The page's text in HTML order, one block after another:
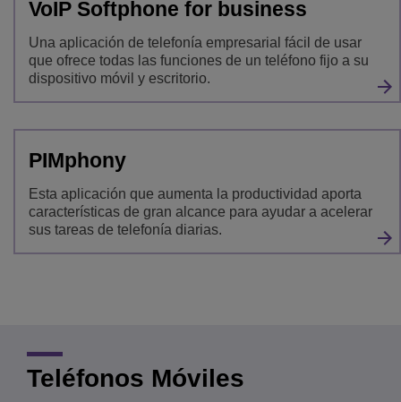
VoIP Softphone for business
Una aplicación de telefonía empresarial fácil de usar
que ofrece todas las funciones de un teléfono fijo a su
dispositivo móvil y escritorio.
PIMphony
Esta aplicación que aumenta la productividad aporta
características de gran alcance para ayudar a acelerar
sus tareas de telefonía diarias.
Teléfonos Móviles